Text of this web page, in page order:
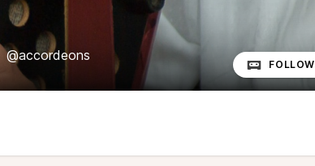
@accordeons
FOLLOW